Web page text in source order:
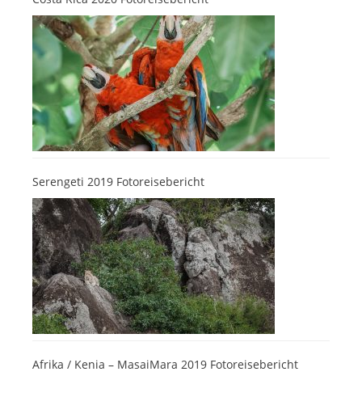
Serengeti 2019 Fotoreisebericht
Afrika / Kenia – MasaiMara 2019 Fotoreisebericht